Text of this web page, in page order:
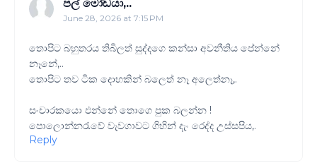
පල් මෝඩයා,..
June 28, 2026 at 7:15 PM
තොපිට බහුතරය තිබිලත් සුද්දගෙ කන්සා අවනීතිය පේන්නේ
නෑනේ,..
තොපිට තව ටික දොහකින් බලෙත් නෑ අලෙත්නෑ,.
සංචාරකයො ඵන්නේ තොගෙ පුක බලන්න !
පොලොන්නරැවේ වැවගාවට ගිහින් දැං රෙද්ද උස්සපිය,.
Reply